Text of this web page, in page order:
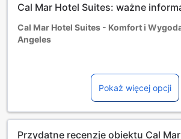
szczegółowymi informacjami o pokoju.
różne regulaminy i dodatkowe opłaty.
Cal Mar Hotel Suites: ważne
Cal Mar Hotel Suites - Komfort i
Angeles
Cal Mar Hotel Suites to urokliwy hotel
położony w tętniącej życiem dzielnicy
Kalifornii. Idealne miejsce dla rodzin, par
biznesowych, oferuje wyjątkowe
dogodnej lokalizacji. Goście mogą
przestronnymi i dobrze wyposażonymi
Pokaż więcej opcji
Przydatne recenzje obiektu Cal